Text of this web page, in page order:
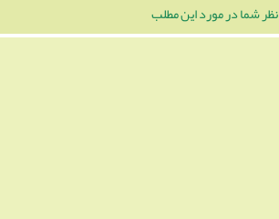
نظر شما در مورد این مطلب